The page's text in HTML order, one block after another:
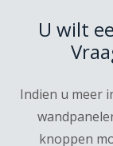
U wilt
Indien u meer
knoppen